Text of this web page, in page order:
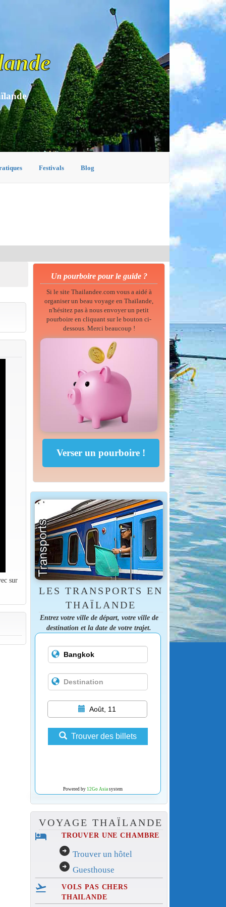
Festivals Blog
sur
Un pourboire pour le guide ?
Si le site Thailandee.com vous a aidé à
organiser un beau voyage en Thaïlande,
n'hésitez pas à nous envoyer un petit
pourboire en cliquant sur le bouton ci-
dessous. Merci beaucoup !
LES TRANSPORTS EN
THAÏLANDE
Entrez votre ville de départ, votre ville de
destination et la date de votre trajet.
Août, 11
Trouver des billets
Powered by 12Go Asiasystem
VOYAGE THAÏLANDE
hotel TROUVER UNE CHAMBRE
arrow_circle_right Trouver un hôtel
arrow_circle_right Guesthouse
flight_takeoff
VOLS PAS CHERS
THAILANDE